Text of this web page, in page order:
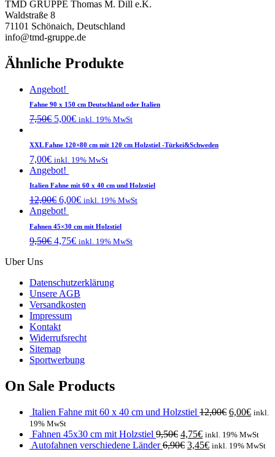
TMD GRUPPE Thomas M. Dill e.K.
Waldstraße 8
71101 Schönaich, Deutschland
info@tmd-gruppe.de
Ähnliche Produkte
Angebot!
Fahne 90 x 150 cm Deutschland oder Italien
7,50€ 5,00€ inkl. 19% MwSt
XXL Fahne 120×80 cm mit 120 cm Holzstiel -Türkei&Schweden
7,00€ inkl. 19% MwSt
Angebot!
Italien Fahne mit 60 x 40 cm und Holzstiel
12,00€ 6,00€ inkl. 19% MwSt
Angebot!
Fahnen 45×30 cm mit Holzstiel
9,50€ 4,75€ inkl. 19% MwSt
Uber Uns
Datenschutzerklärung
Unsere AGB
Versandkosten
Impressum
Kontakt
Widerrufsrecht
Sitemap
Sportwerbung
On Sale Products
Italien Fahne mit 60 x 40 cm und Holzstiel 12,00€ 6,00€ inkl.
19% MwSt
Fahnen 45x30 cm mit Holzstiel 9,50€ 4,75€ inkl. 19% MwSt
Autofahnen verschiedene Länder 6,90€ 3,45€ inkl. 19% MwSt